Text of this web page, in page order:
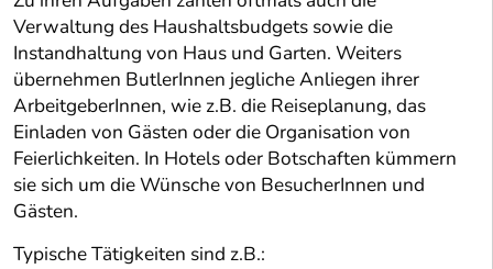
Verwaltung des Haushaltsbudgets sowie die
Instandhaltung von Haus und Garten. Weiters
übernehmen ButlerInnen jegliche Anliegen ihrer
ArbeitgeberInnen, wie z.B. die Reiseplanung, das
Einladen von Gästen oder die Organisation von
Feierlichkeiten. In Hotels oder Botschaften kümmern
sie sich um die Wünsche von BesucherInnen und
Gästen.
Typische Tätigkeiten sind z.B.: